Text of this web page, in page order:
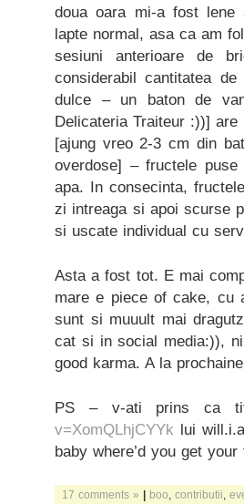
doua oara mi-a fost lene
lapte normal, asa ca am
sesiuni anterioare de
considerabil cantitatea
dulce – un baton de
Delicateria Traiteur :))]
[ajung vreo 2-3 cm din
overdose] – fructele
apa. In consecinta,
zi intreaga si apoi scurse
si uscate individual cu
Asta a fost tot. E mai
mare e piece of cake, cu
sunt si muuult mai
cat si in social media:)),
good karma. A la
PS – v-ati prins ca
v=XomQLhjCYYk lui
baby where’d you get
17 comments » | boo contributii